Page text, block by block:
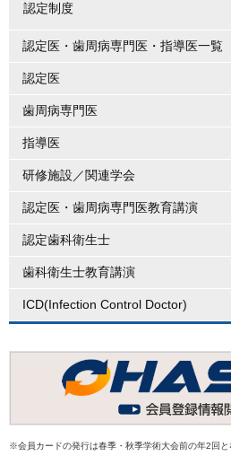
認定制度
認定医・歯周病専門医・指導医一覧
認定医
歯周病専門医
指導医
研修施設／関連学会
認定医・歯周病専門医教育講演
認定歯科衛生士
歯科衛生士教育講演
ICD(Infection Control Doctor)
※会員カードの発行は春季・秋季学術大会前の年2回と